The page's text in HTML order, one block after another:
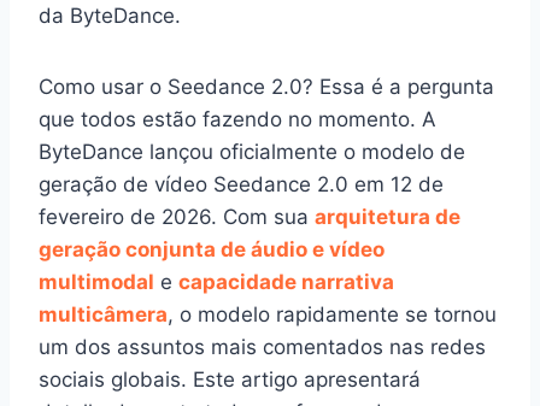
da ByteDance.
Como usar o Seedance 2.0? Essa é a pergunta
que todos estão fazendo no momento. A
ByteDance lançou oficialmente o modelo de
geração de vídeo Seedance 2.0 em 12 de
fevereiro de 2026. Com sua arquitetura de
geração conjunta de áudio e vídeo
multimodal e capacidade narrativa
multicâmera, o modelo rapidamente se tornou
um dos assuntos mais comentados nas redes
sociais globais. Este artigo apresentará